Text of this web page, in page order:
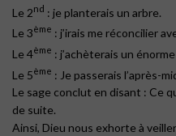
Le 2nd : je planterais un arbre.
Le 3ème : j’irais me réconcilier
Le 4ème : j’achèterais un
Le 5ème : Je passerais l’après-
Le sage conclut en disant : Ce
de suite.
Ainsi, Dieu nous exhorte à